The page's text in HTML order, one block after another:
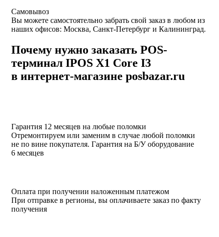
Самовывоз
Вы можете самостоятельно забрать свой заказ в любом из
наших офисов: Москва, Санкт-Петербург и Калининград.
Почему нужно заказать POS-
терминал IPOS X1 Core I3
в интернет-магазине posbazar.ru
Гарантия 12 месяцев на любые поломки
Отремонтируем или заменим в случае любой поломки
не по вине покупателя. Гарантия на Б/У оборудование
6 месяцев
Оплата при получении наложенным платежом
При отправке в регионы, вы оплачиваете заказ по факту
получения